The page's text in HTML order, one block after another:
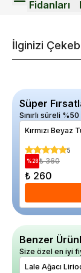
Fidanları
İlginizi
Süper
Sınırlı süreli
Kırmızı Beyaz
5
%28 ₺ 360
₺ 260
Benzer
Size özel en iyi
Lale Ağacı